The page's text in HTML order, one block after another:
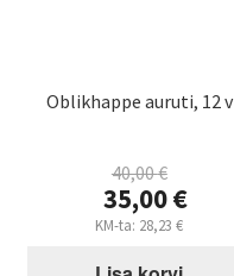
Oblikhappe auruti, 12 v
40,00€
Algne
hind
oli:
40,00 €.
35,00€
Praegune
KM-ta: 28,23€